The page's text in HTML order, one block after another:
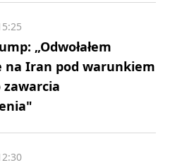
„Odwołałem
na Iran pod warunkiem
zawarcia